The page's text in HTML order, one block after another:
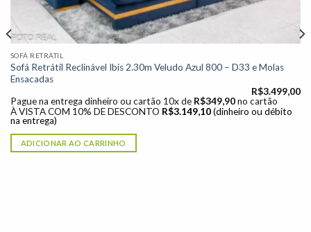
SOFÁ RETRÁTIL
Sofá Retrátil Reclinável Ibis 2.30m Veludo Azul 800 – D33 e Molas
Ensacadas
R$3.499,00
Pague na entrega dinheiro ou cartão 10x de R$349,90 no cartão
À VISTA COM 10% DE DESCONTO R$3.149,10 (dinheiro ou débito
na entrega)
ADICIONAR AO CARRINHO